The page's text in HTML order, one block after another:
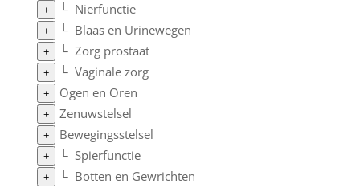
+ └ Nierfunctie
+ └ Blaas en Urinewegen
+ └ Zorg prostaat
+ └ Vaginale zorg
+ Ogen en Oren
+ Zenuwstelsel
+ Bewegingsstelsel
+ └ Spierfunctie
+ └ Botten en Gewrichten